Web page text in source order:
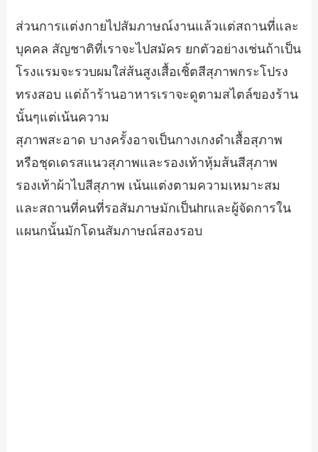
ส่วนการแต่งกายไปสัมภาษณ์งานแล้วแต่สถานที่และ
บุคคล สัญชาติที่เราจะไปสมัคร ยกตัวอย่างเช่นถ้าเป็น
โรงแรมจะรวบผมใส่ส้นสูงเสื้อเชิ้ตสีสุภาพกระโปรง
ทรงสอบ แต่ถ้าร้านอาหารเราจะดูตามสไตล์ของร้าน
นั้นๆแต่เน้นความ
สุภาพสะอาด บางครั้งอาจเป็นกางเกงดำเสื้อสุภาพ
หรือชุดเดรสแนวสุภาพและรองเท้าหุ้มส้นสีสุภาพ
รองเท้าผ้าไบสีสุภาพ เน้นแต่งตามความเหมาะสม
และสถานที่คนที่รอสัมภาษมักเป็นhrและผู้จัดการใน
แผนกนั้นมักโดนสัมภาษณ์สองรอบ